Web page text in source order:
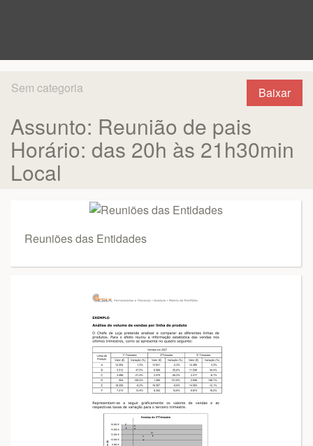
Baixar
Sem categoria
Assunto: Reunião de pais
Horário: das 20h às 21h30min
Local
Reuniões das Entidades